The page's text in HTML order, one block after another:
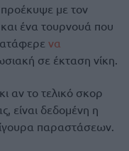
με τον
και ένα τουρνουά που
να
σε έκταση νίκη.
αν το τελικό σκορ
είναι δεδομένη η
παραστάσεων.